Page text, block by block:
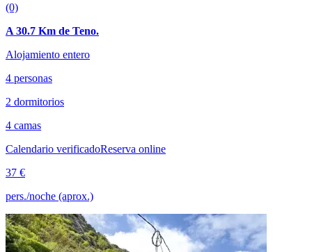
(0)
A 30.7 Km de Teno.
Alojamiento entero
4 personas
2 dormitorios
4 camas
Calendario verificadoReserva online
37 €
pers./noche (aprox.)